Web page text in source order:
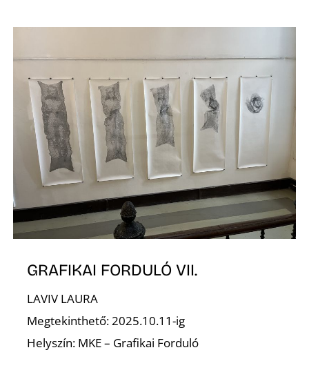
GRAFIKAI FORDULÓ VII.
LAVIV LAURA
Megtekinthető: 2025.10.11-ig
Helyszín: MKE – Grafikai Forduló